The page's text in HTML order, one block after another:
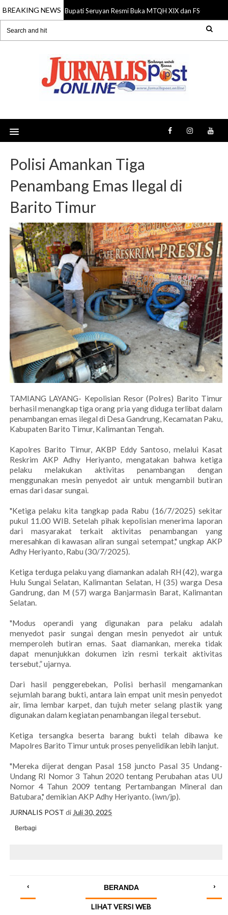
BREAKING NEWS
06 Aug 2026 Bupati Seruyan Resmi Buka MTQH XIX dan FSQ
Polisi Amankan Tiga
Penambang Emas Ilegal di
Barito Timur
TAMIANG LAYANG- Kepolisian Resor (Polres) Barito Timur
berhasil menangkap tiga orang pria yang diduga terlibat dalam
penambangan emas ilegal di Desa Gandrung, Kecamatan Paku,
Kabupaten Barito Timur, Kalimantan Tengah.
Kapolres Barito Timur, AKBP Eddy Santoso, melalui Kasat
Reskrim AKP Adhy Heriyanto, mengatakan bahwa ketiga
pelaku melakukan aktivitas penambangan dengan
menggunakan mesin penyedot air untuk mengambil butiran
emas dari dasar sungai.
"Ketiga pelaku kita tangkap pada Rabu (16/7/2025) sekitar
pukul 11.00 WIB. Setelah pihak kepolisian menerima laporan
dari masyarakat terkait aktivitas penambangan yang
meresahkan di kawasan aliran sungai setempat," ungkap AKP
Adhy Heriyanto, Rabu (30/7/2025).
Ketiga terduga pelaku yang diamankan adalah RH (42), warga
Hulu Sungai Selatan, Kalimantan Selatan, H (35) warga Desa
Gandrung, dan M (57) warga Banjarmasin Barat, Kalimantan
Selatan.
"Modus operandi yang digunakan para pelaku adalah
menyedot pasir sungai dengan mesin penyedot air untuk
memperoleh butiran emas. Saat diamankan, mereka tidak
dapat menunjukkan dokumen izin resmi terkait aktivitas
tersebut,” ujarnya.
Dari hasil penggerebekan, Polisi berhasil mengamankan
sejumlah barang bukti, antara lain empat unit mesin penyedot
air, lima lembar karpet, dan tujuh meter selang plastik yang
digunakan dalam kegiatan penambangan ilegal tersebut.
Ketiga tersangka beserta barang bukti telah dibawa ke
Mapolres Barito Timur untuk proses penyelidikan lebih lanjut.
"Mereka dijerat dengan Pasal 158 juncto Pasal 35 Undang-
Undang RI Nomor 3 Tahun 2020 tentang Perubahan atas UU
Nomor 4 Tahun 2009 tentang Pertambangan Mineral dan
Batubara," demikian AKP Adhy Heriyanto. (iwn/jp).
JURNALIS POST di Juli 30, 2025
Berbagi
‹ ›
BERANDA
LIHAT VERSI WEB